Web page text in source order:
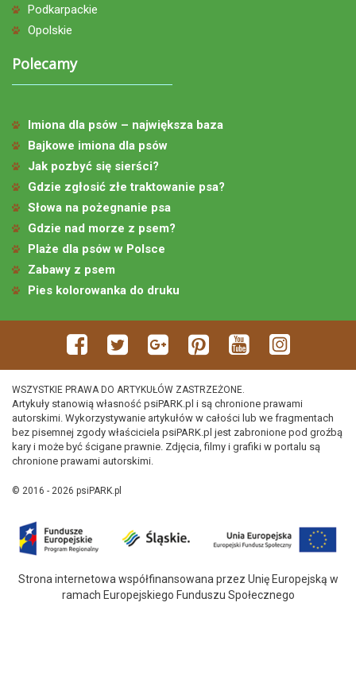
Podkarpackie
Opolskie
Polecamy
Imiona dla psów – największa baza
Bajkowe imiona dla psów
Jak pozbyć się sierści?
Gdzie zgłosić złe traktowanie psa?
Słowa na pożegnanie psa
Gdzie nad morze z psem?
Plaże dla psów w Polsce
Zabawy z psem
Pies kolorowanka do druku
WSZYSTKIE PRAWA DO ARTYKUŁÓW ZASTRZEŻONE.
Artykuły stanowią własność psiPARK.pl i są chronione prawami
autorskimi. Wykorzystywanie artykułów w całości lub we fragmentach
bez pisemnej zgody właściciela psiPARK.pl jest zabronione pod groźbą
kary i może być ścigane prawnie. Zdjęcia, filmy i grafiki w portalu są
chronione prawami autorskimi.
© 2016 - 2026 psiPARK.pl
Strona internetowa współfinansowana przez Unię Europejską w
ramach Europejskiego Funduszu Społecznego